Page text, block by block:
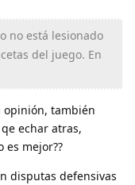
no está lesionado
del juego. En
opinión, también
echar atras,
mejor??
disputas defensivas